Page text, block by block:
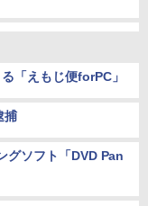
「えもじ便forPC」
捕
グソフト「DVD Pan